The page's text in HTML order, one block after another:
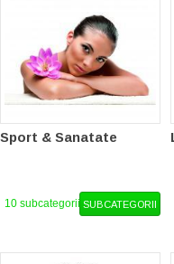
Sport & Sanatate
10 subcategorii SUBCATEGORII